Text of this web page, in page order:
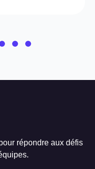
répondre aux défis